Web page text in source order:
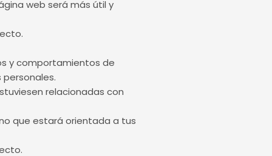
web será más útil y
y comportamientos de
relacionadas con
que estará orientada a tus